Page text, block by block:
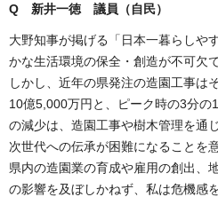
Q 新井一徳 議員（自民）
大野知事が掲げる「日本一暮らしや
かな生活環境の保全・創造が不可欠で
しかし、近年の県発注の造園工事は
10億5,000万円と、ピーク時の3分の
の減少は、造園工事や樹木管理を通
次世代への伝承が困難になることを
県内の造園業の育成や雇用の創出、
の影響を及ぼしかねず、私は危機感